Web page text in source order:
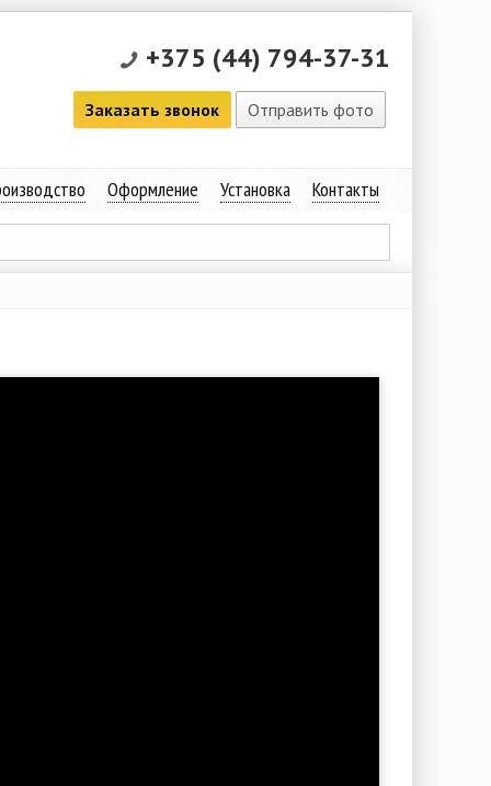
+375 (44) 794-37-31
Заказать звонок Отправить фото
Оформление Установка Контакты